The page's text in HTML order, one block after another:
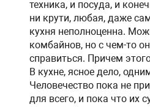
техника, и посуда, и
ни крути, любая, даже
кухня неполноценна.
комбайнов, но с чем-то
справиться. Причем
В кухне, ясное дело,
Человечество пока не
для всего, и пока что их